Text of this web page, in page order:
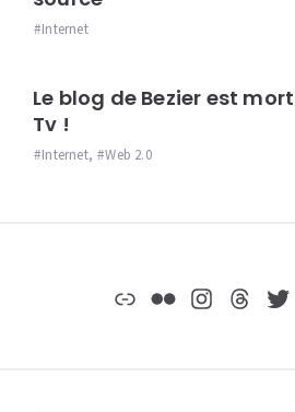
Internet
Le blog de Bezier est
Tv !
Internet, Web 2.0
LienFlickr